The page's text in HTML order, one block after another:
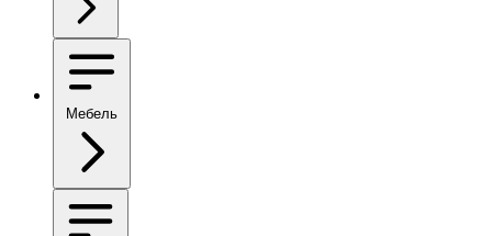
Мебель